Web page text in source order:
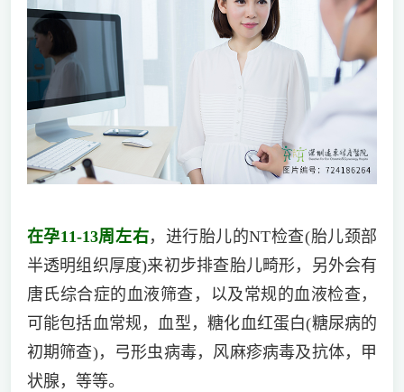
在孕11-13周左右，进行胎儿的NT检查(胎儿颈部
半透明组织厚度)来初步排查胎儿畸形，另外会有
唐氏综合症的血液筛查，以及常规的血液检查，
可能包括血常规，血型，糖化血红蛋白(糖尿病的
初期筛查)，弓形虫病毒，风麻疹病毒及抗体，甲
状腺，等等。